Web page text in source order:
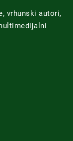
vrhunski autori,